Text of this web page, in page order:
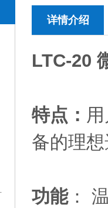
详情介绍
LTC-20
特点：
备的理
功能：